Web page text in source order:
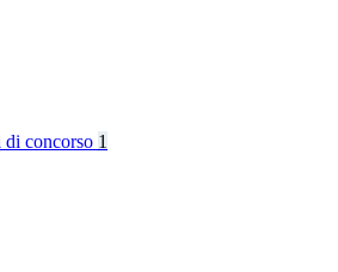
di concorso 1